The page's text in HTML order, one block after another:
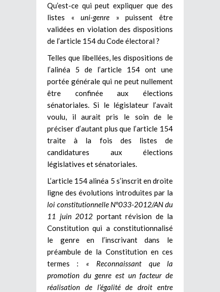
Qu’est-ce qui peut expliquer que des
listes «uni-genre » puissent être
validées en violation des dispositions
de l’article 154 du Code électoral ?
Telles que libellées, les dispositions de
l’alinéa 5 de l’article 154 ont une
portée générale qui ne peut nullement
être confinée aux élections
sénatoriales. Si le législateur l’avait
voulu, il aurait pris le soin de le
préciser d’autant plus que l’article 154
traite à la fois des listes de
candidatures aux élections
législatives et sénatoriales.
L’article 154 alinéa 5 s’inscrit en droite
ligne des évolutions introduites par la
loi constitutionnelle N°033-2012/AN du
11 juin 2012 portant révision de la
Constitution qui a constitutionnalisé
le genre en l’inscrivant dans le
préambule de la Constitution en ces
termes : « Reconnaissant que la
promotion du genre est un facteur de
réalisation de l’égalité de droit entre